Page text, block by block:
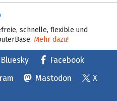
schnelle, flexible und
Mehr dazu!
Bluesky
Facebook
Mastodon
X